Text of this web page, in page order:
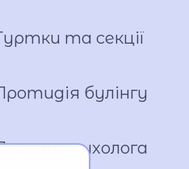
та секції
булінгу
психолога